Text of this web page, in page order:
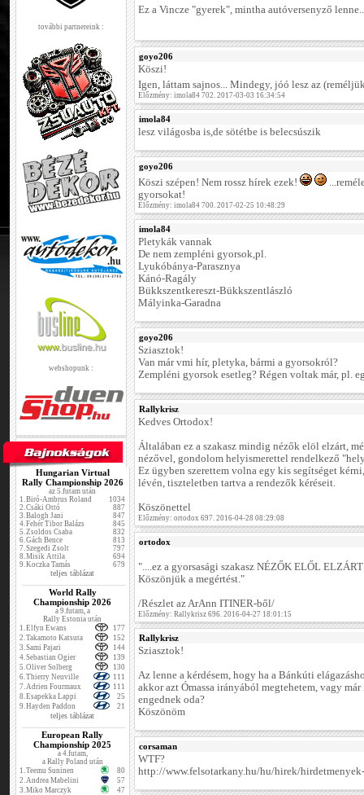
további partnereink :
webshopunk :
Hungarian Virtual
Rally Championship 2026
az 5.futam után
1.Biró-Ambrus Roland
1034
2.Csáki Ottó
887
3.Balogh Jani
847
4.Fehér Tibor Balázs
845
5.Zsoldos Csaba
832
6.Gách Bence
813
7.Szegedi Zsolt
797
8.Misik Attila
694
9.Koczka Tamás 679
teljes táblázat
World Rally
Championship 2026
a 9.futam, a
Rally Estonia után
1.Elfyn Ewans
177
2.Takamoto Katsuta
152
3.Sami Pajari
144
4.Sebastian Ogier
139
5.Oliver Solberg
130
6.Thierry Neuville
111
7.Adrien Fourmaux
111
8.Esapekka Lappi
25
9.Hayden Paddon 21
teljes táblázat
European Rally
Championship 2025
a 4.futam,
a Rally Poland után
1.Teemu Suninen
80
2.Andrea Mabelini
57
3.Miko Marczyk
47
Ez a Vincze "gyerek", mintha autóversenyző
goyo206
Köszi!
Igen, láttam sajnos... Mindegy, jóó lesz az
Előzmény: imola84 702. 2017-03-03 16:34:54
imola84
lesz világosba is,de sötétbe is belecsúszik
goyo206
Köszi szépen! Nem rossz hírek ezek!
gyorsokat!
Előzmény: imola84 700. 2017-02-25 10:48:29
imola84
Pletykák vannak
De nem zempléni gyorsok,pl.
Lyukóbánya-Parasznya
Kánó-Ragály
Bükkszentkereszt-Bükkszentlászló
Mályinka-Garadna
goyo206
Sziasztok!
Van már vmi hír, pletyka, bármi a gyorsokról?
Zempléni gyorsok esetleg? Régen voltak már, pl.
Rallykrisz
Kedves Ortodox!
Általában ez a szakasz mindig nézők elöl elzárt,
nézővel, gondolom helyismerettel rendelkező
Ez ügyben szerettem volna egy kis segítséget
lévén, tiszteletben tartva a rendezők kéréseit.
Köszönettel
Előzmény: ortodox 697. 2016-04-28 08:29:08
ortodox
"....ez a gyorsasági szakasz NÉZŐK ELŐL
Köszönjük a megértést."
/Részlet az ArAnn ITINER-ből/
Előzmény: Rallykrisz 696. 2016-04-27 18:01:15
Rallykrisz
Sziasztok!
Az lenne a kérdésem, hogy ha a Bánkúti
akkor azt Ómassa irányából megtehetem, vagy már
engednek oda?
Köszönöm
corsaman
WTF?
http://www.felsotarkany.hu/hu/hirek/